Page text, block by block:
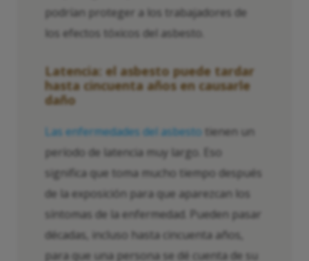
podrían proteger a los trabajadores de
los efectos tóxicos del asbesto.
Latencia: el asbesto puede tardar
hasta cincuenta años en causarle
daño
Las enfermedades del asbesto tienen un
período de latencia muy largo. Eso
significa que toma mucho tiempo después
de la exposición para que aparezcan los
síntomas de la enfermedad. Pueden pasar
décadas, incluso hasta cincuenta años,
para que una persona se dé cuenta de su